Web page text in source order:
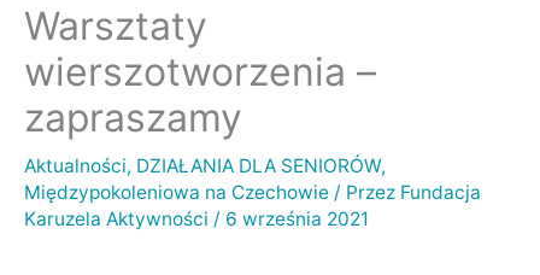
Warsztaty
wierszotworzenia –
zapraszamy
Aktualności, DZIAŁANIA DLA SENIORÓW,
Międzypokoleniowa na Czechowie / Przez Fundacja
Karuzela Aktywności / 6 września 2021